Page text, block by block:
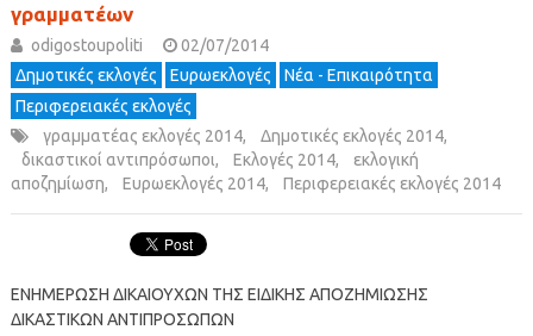
γραμματέων
odigostoupoliti
02/07/2014
Δημοτικές εκλογές
Ευρωεκλογές
Νέα - Επικαιρότητα
Περιφερειακές εκλογές
γραμματέας εκλογές 2014, Δημοτικές εκλογές 2014,
δικαστικοί αντιπρόσωποι, Εκλογές 2014,
εκλογική
αποζημίωση, Ευρωεκλογές 2014, Περιφερειακές εκλογές 2014
ΕΝΗΜΕΡΩΣΗ ΔΙΚΑΙΟΥΧΩΝ ΤΗΣ ΕΙΔΙΚΗΣ ΑΠΟΖΗΜΙΩΣΗΣ
ΔΙΚΑΣΤΙΚΩΝ ΑΝΤΙΠΡΟΣΩΠΩΝ